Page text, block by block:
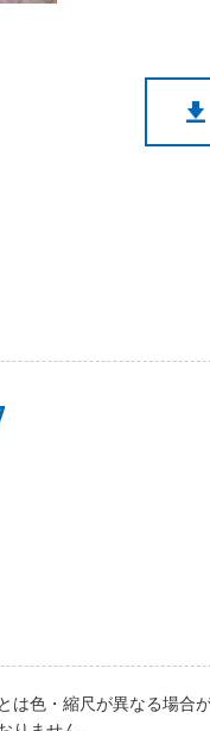
は色・縮尺が異なる場合